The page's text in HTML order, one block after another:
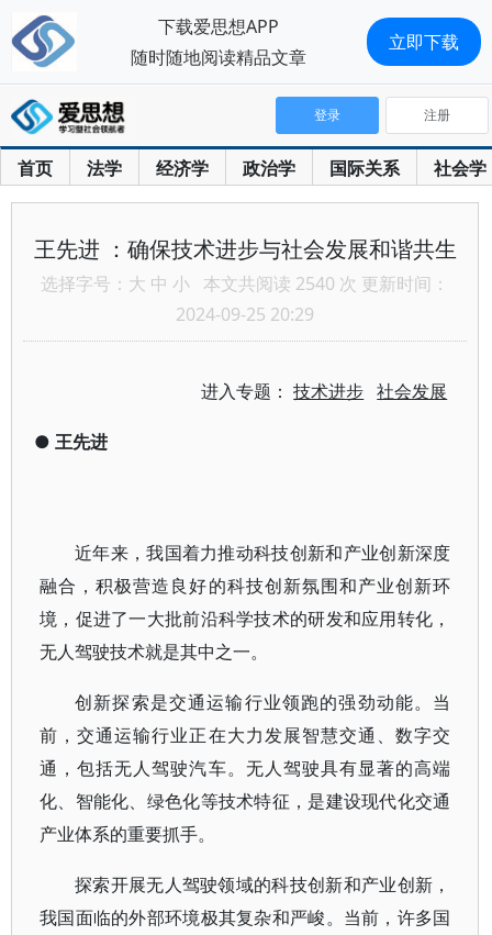
首页 法学 经济学 政治学 国际关系 社会学
登录 注册
王先进 ：确保技术进步与社会发展和谐共生
选择字号： 大 中 小 本文共阅读 2540 次 更新时间：
2024-09-25 20:29
进入专题：技术进步 社会发展
● 王先进
近年来，我国着力推动科技创新和产业创新深度
融合，积极营造良好的科技创新氛围和产业创新环
境，促进了一大批前沿科学技术的研发和应用转化，
无人驾驶技术就是其中之一。
创新探索是交通运输行业领跑的强劲动能。当
前，交通运输行业正在大力发展智慧交通、数字交
通，包括无人驾驶汽车。无人驾驶具有显著的高端
化、智能化、绿色化等技术特征，是建设现代化交通
产业体系的重要抓手。
探索开展无人驾驶领域的科技创新和产业创新，
我国面临的外部环境极其复杂和严峻。当前，许多国
下载爱思想APP
随时随地阅读精品文章
立即下载